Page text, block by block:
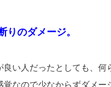
りのダメージ。
良い人だったとしても、
覚なので少なからずダメー